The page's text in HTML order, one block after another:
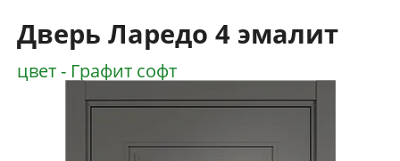
Установка
Доставка и оплата
Дверь Ларедо 4 эмалит
цвет - Графит софт